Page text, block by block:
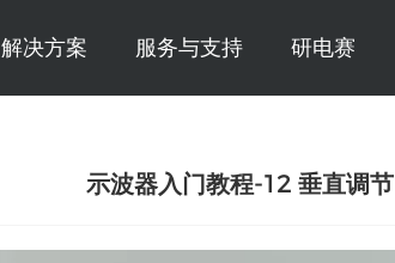
解决方案 服务与支持 研电赛
示波器入门教程-12 垂直调节